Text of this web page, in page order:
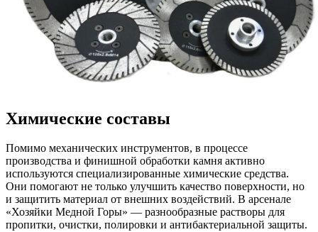
Химические составы
Помимо механических инструментов, в процессе
производства и финишной обработки камня активно
используются специализированные химические средства.
Они помогают не только улучшить качество поверхности, но
и защитить материал от внешних воздействий. В арсенале
«Хозяйки Медной Горы» — разнообразные растворы для
пропитки, очистки, полировки и антибактериальной защиты.